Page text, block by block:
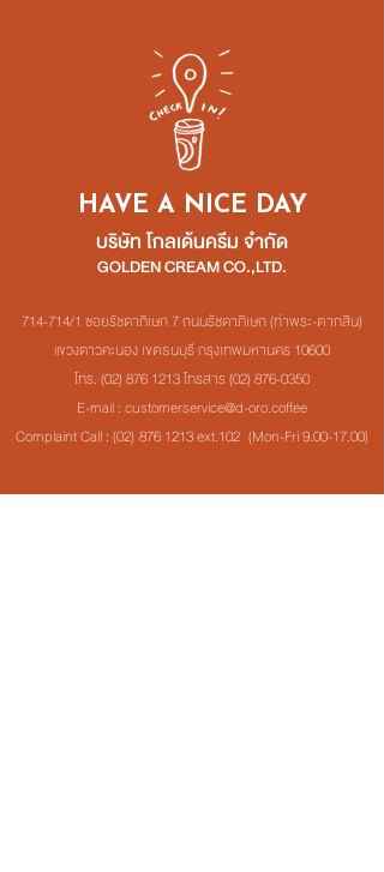
HAVE A NICE DAY
บริษัท โกลเด้นครีม จำกัด
GOLDEN CREAM CO.,LTD.
714-714/1 ซอยรัชดาภิเษก 7 ถนนรัชดาภิเษก (ท่าพระ-ตากสิน)
แขวงดาวคะนอง เขตธนบุรี กรุงเทพมหานคร 10600
โทร. (02) 876 1213โทรสาร(02) 876-0350
E-mail : customerservice@d-oro.coffee
Complaint Call : (02) 876 1213ext.102 (Mon-Fri9.00-17.00)